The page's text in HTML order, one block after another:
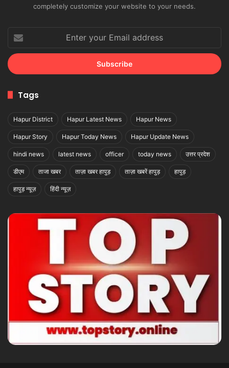
completely customize your website to your needs.
your
Email
address
Tags
Hapur District Hapur Latest News Hapur News
Hapur Story Hapur Today News Hapur Update News
hindi news latest news officer today news उत्तर प्रदेश
डीएम ताजा खबर ताज़ा खबर हापुड़ ताज़ा खबरें हापुड़ हापुड़
हापुड़ न्यूज़ हिंदी न्यूज़